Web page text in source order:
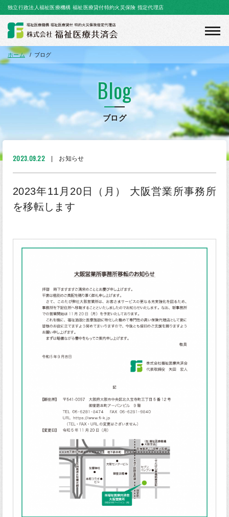
独立行政法人福祉医療機構 福祉医療貸付特約火災保険 指定代理店
ホーム ブログ
Blog
ブログ
2023.09.22 お知らせ
2023年11月20日（月） 大阪営業所事務所
を移転します